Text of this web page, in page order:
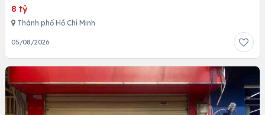
8 tỷ
Thành phố Hồ Chí Minh
05/08/2026